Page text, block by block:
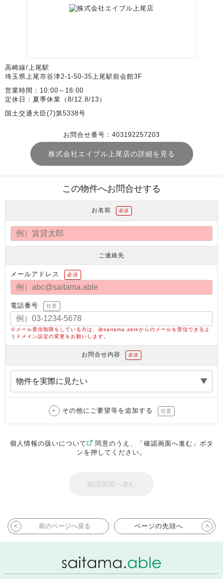
高崎線/上尾駅
埼玉県上尾市谷津2-1-50-35上尾駅前会館3F
営業時間：10:00～18:00
定休日：夏季休業（8/12.8/13）
国土交通大臣(7)第5338号
お問合せ番号：403192257203
株式会社エイブル上尾店の詳細を見る
この物件へお問合せする
お名前 必須
ご連絡先
メールアドレス 必須
電話番号 任意
※メール受信制限をしている方は、@saitama.ableからのメールを受信できるよ
うドメイン設定の変更をお願いします。
お問合せ内容 必須
その他にご要望等を追加する 任意
個人情報の扱いについて
同意のうえ、「確認画面へ進む」ボタ
ンを押してください。
前のページへ戻る ページの先頭へ